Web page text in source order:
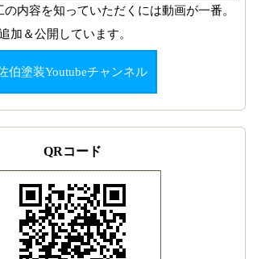
内容を知っていただくには動画が一番。
加＆公開しています。
伯塗装Youtubeチャンネル
QRコード